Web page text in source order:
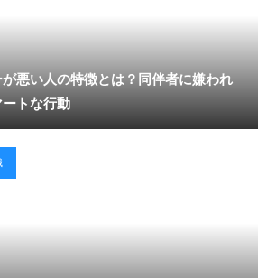
悪い人の特徴とは？同伴者に嫌われ
トな行動